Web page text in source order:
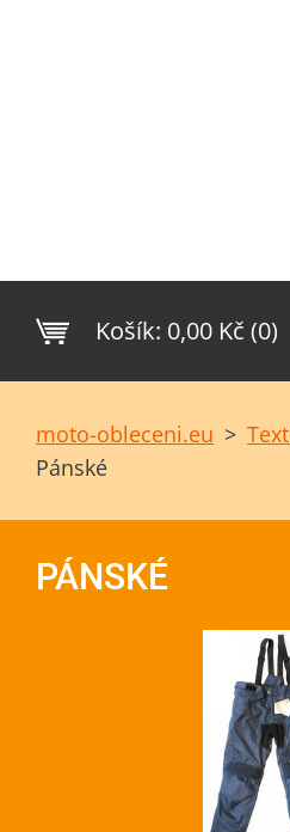
Košík: 0,00 Kč (0)
moto-obleceni.eu >
Pánské
PÁNSKÉ